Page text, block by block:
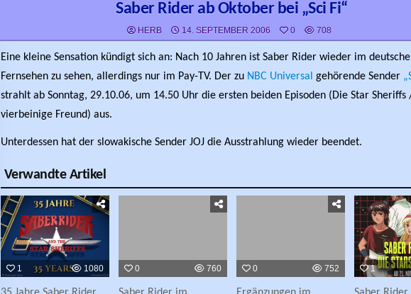
Saber Rider ab Oktober bei „Sci Fi“
HERB 14. SEPTEMBER 2006 0 708
Eine kleine Sensation kündigt sich an: Nach 10 Jahren ist Saber Rider wieder im
Fernsehen zu sehen, allerdings nur im Pay-TV. Der zu NBC Universal gehörende Sender
strahlt ab Sonntag, 29.10.06, um 14.50 Uhr die ersten beiden Episoden (Die Star Sheriffs
vierbeinige Freund) aus.
Unterdessen hat der slowakische Sender JOJ die Ausstrahlung wieder beendet.
Verwandte Artikel
1 1080 0 760 0 752 1